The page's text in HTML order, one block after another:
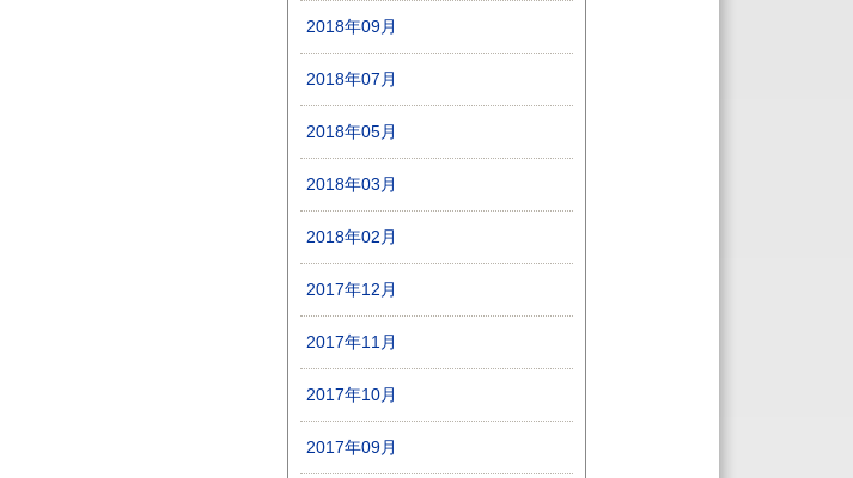
2018年09月
2018年07月
2018年05月
2018年03月
2018年02月
2017年12月
2017年11月
2017年10月
2017年09月